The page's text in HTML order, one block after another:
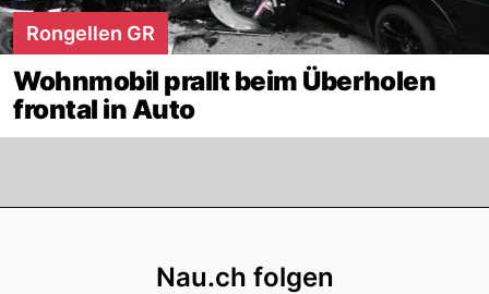
Rongellen GR
Wohnmobil prallt beim Überholen
frontal in Auto
Nau.ch folgen